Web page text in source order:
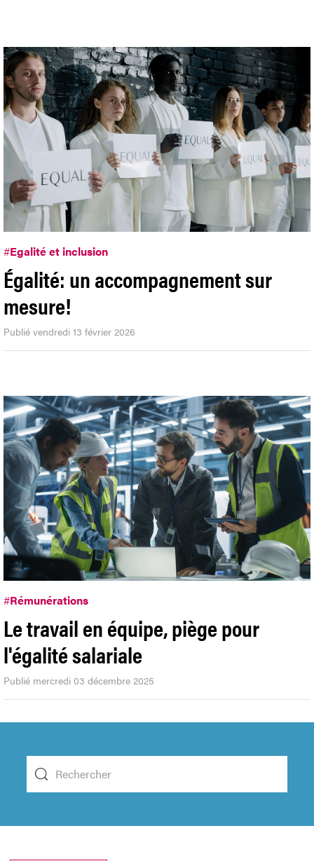
#Egalité et inclusion
Égalité: un accompagnement sur
mesure!
Publié vendredi 13 février 2026
#Rémunérations
Le travail en équipe, piège pour
l'égalité salariale
Publié mercredi 03 décembre 2025